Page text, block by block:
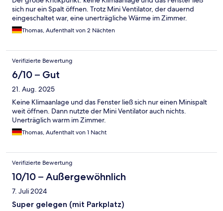
sich nur ein Spalt öffnen. Trotz Mini Ventilator, der dauernd
eingeschaltet war, eine unerträgliche Wärme im Zimmer.
Thomas, Aufenthalt von 2 Nächten
Verifizierte Bewertung
6/10 – Gut
21. Aug. 2025
Keine Klimaanlage und das Fenster ließ sich nur einen Minispalt
weit öffnen. Dann nutzte der Mini Ventilator auch nichts.
Unerträglich warm im Zimmer.
Thomas, Aufenthalt von 1 Nacht
Verifizierte Bewertung
10/10 – Außergewöhnlich
7. Juli 2024
Super gelegen (mit Parkplatz)